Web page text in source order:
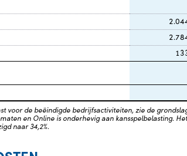
voor de beëindigde bedrijfsactiviteiten, zie de
en Online is onderhevig aan kansspelbelasting.
naar 34,2%.